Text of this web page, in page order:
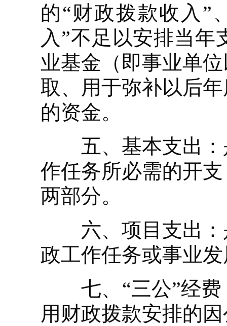
的“财政拨款收入”
入”不足以安排当
业基金（即事业单
取、用于弥补以后
的资金。
五、基本支出：
作任务所必需的开
两部分。
六、项目支出：
政工作任务或事业
七、“三公”经费
用财政拨款安排的